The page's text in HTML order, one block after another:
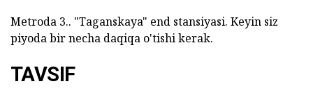
Metroda 3.. "Taganskaya" end stansiyasi. Keyin siz
piyoda bir necha daqiqa o'tishi kerak.
TAVSIF